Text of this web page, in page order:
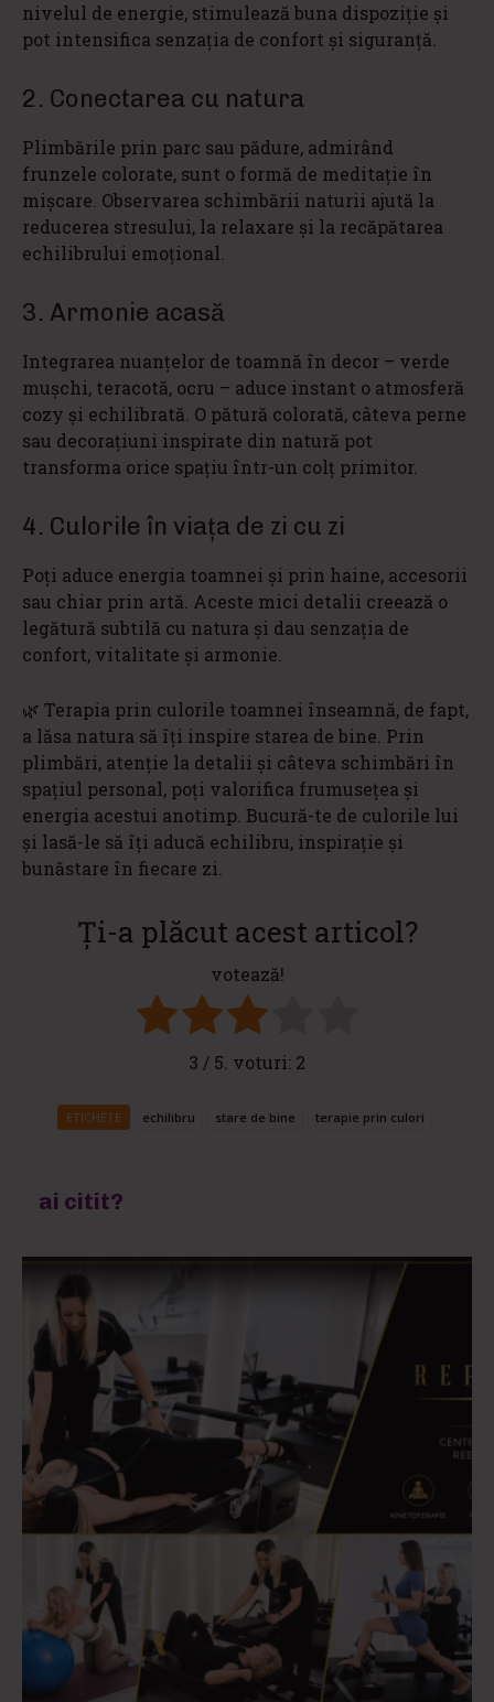
nivelul de energie, stimulează buna dispoziție și
pot intensifica senzația de confort și siguranță.
2. Conectarea cu natura
Plimbările prin parc sau pădure, admirând
frunzele colorate, sunt o formă de meditație în
mișcare. Observarea schimbării naturii ajută la
reducerea stresului, la relaxare și la recăpătarea
echilibrului emoțional.
3. Armonie acasă
Integrarea nuanțelor de toamnă în decor – verde
mușchi, teracotă, ocru – aduce instant o atmosferă
cozy și echilibrată. O pătură colorată, câteva perne
sau decorațiuni inspirate din natură pot
transforma orice spațiu într-un colț primitor.
4. Culorile în viața de zi cu zi
Poți aduce energia toamnei și prin haine, accesorii
sau chiar prin artă. Aceste mici detalii creează o
legătură subtilă cu natura și dau senzația de
confort, vitalitate și armonie.
🌿 Terapia prin culorile toamnei înseamnă, de fapt,
a lăsa natura să îți inspire starea de bine. Prin
plimbări, atenție la detalii și câteva schimbări în
spațiul personal, poți valorifica frumusețea și
energia acestui anotimp. Bucură-te de culorile lui
și lasă-le să îți aducă echilibru, inspirație și
bunăstare în fiecare zi.
Ți-a plăcut acest articol?
votează!
3 / 5. voturi: 2
ETICHETE echilibru stare de bine terapie prin culori
ai citit?